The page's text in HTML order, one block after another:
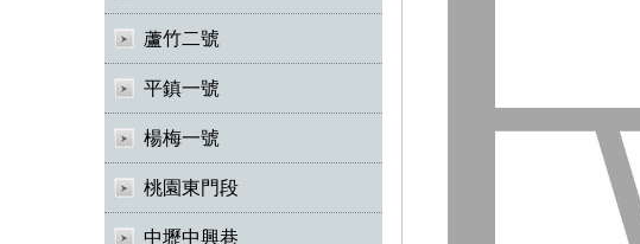
蘆竹二號
平鎮一號
楊梅一號
桃園東門段
中壢中興巷